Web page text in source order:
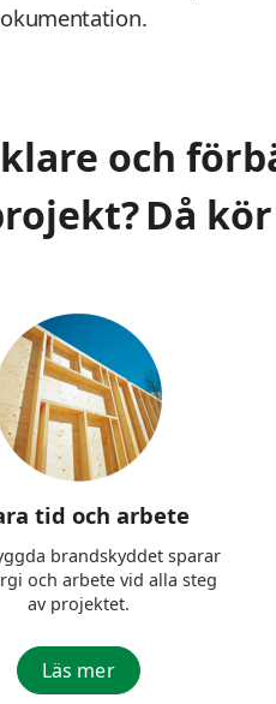
och
Då
tid och arbete
brandskyddet sparar
och arbete vid alla steg
av projektet.
Läs mer